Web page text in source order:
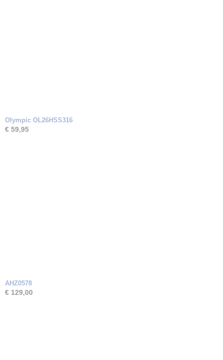
Olympic OL26HSS316
€ 59,95
AHZ0578
€ 129,00